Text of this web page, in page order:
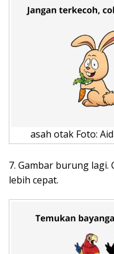
asah otak Foto:
7. Gambar burung lagi.
lebih cepat.